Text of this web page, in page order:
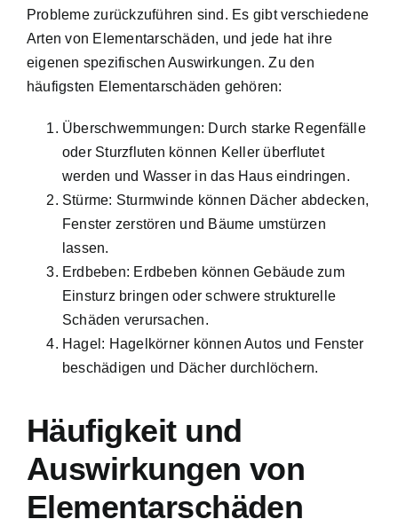
Probleme zurückzuführen sind. Es gibt verschiedene
Arten von Elementarschäden, und jede hat ihre
eigenen spezifischen Auswirkungen. Zu den
häufigsten Elementarschäden gehören:
Überschwemmungen: Durch starke Regenfälle
oder Sturzfluten können Keller überflutet
werden und Wasser in das Haus eindringen.
Stürme: Sturmwinde können Dächer abdecken,
Fenster zerstören und Bäume umstürzen
lassen.
Erdbeben: Erdbeben können Gebäude zum
Einsturz bringen oder schwere strukturelle
Schäden verursachen.
Hagel: Hagelkörner können Autos und Fenster
beschädigen und Dächer durchlöchern.
Häufigkeit und
Auswirkungen von
Elementarschäden